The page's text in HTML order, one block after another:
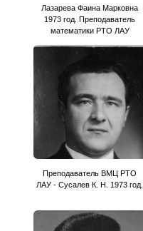
Лазарева Фаина Марковна
1973 год. Преподаватель
математики РТО ЛАУ
Преподаватель ВМЦ РТО
ЛАУ - Сусалев К. Н. 1973 год.